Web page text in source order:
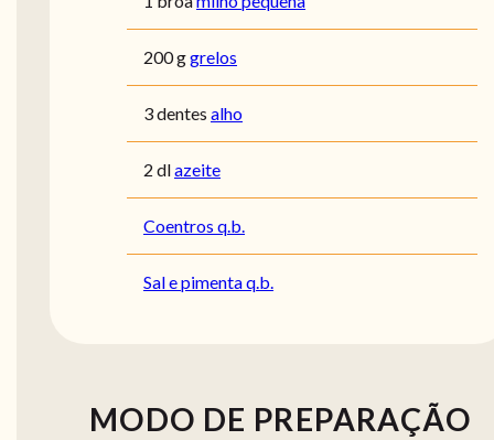
200 ggrelos
3 dentes alho
2 dlazeite
Coentros q.b.
Sal e pimenta q.b.
MODO DE PREPARAÇÃO